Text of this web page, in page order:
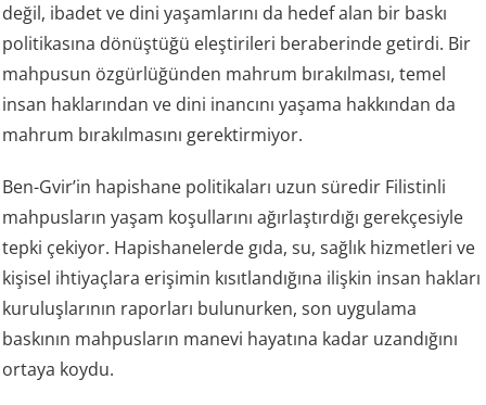
değil, ibadet ve dini yaşamlarını da hedef alan bir baskı
politikasına dönüştüğü eleştirileri beraberinde getirdi. Bir
mahpusun özgürlüğünden mahrum bırakılması, temel
insan haklarından ve dini inancını yaşama hakkından da
mahrum bırakılmasını gerektirmiyor.
Ben-Gvir’in hapishane politikaları uzun süredir Filistinli
mahpusların yaşam koşullarını ağırlaştırdığı gerekçesiyle
tepki çekiyor. Hapishanelerde gıda, su, sağlık hizmetleri ve
kişisel ihtiyaçlara erişimin kısıtlandığına ilişkin insan hakları
kuruluşlarının raporları bulunurken, son uygulama
baskının mahpusların manevi hayatına kadar uzandığını
ortaya koydu.